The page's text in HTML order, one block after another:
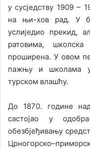
у сусједству 1909 –
на њи-хов рад. У
услиједио прекид,
ратовима,
проширена. У овом
пажњу и школама
турском влашћу.
До 1870. године
састојао у
обезбјеђивању